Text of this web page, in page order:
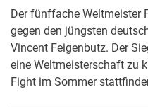
Der fünffache Weltmeister
gegen den jüngsten
Vincent Feigenbutz. Der
eine Weltmeisterschaft zu
Fight im Sommer